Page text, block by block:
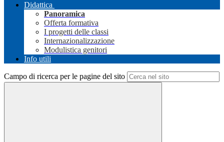
Didattica
Panoramica
Offerta formativa
I progetti delle classi
Internazionalizzazione
Modulistica genitori
Info utili
Campo di ricerca per le pagine del sito